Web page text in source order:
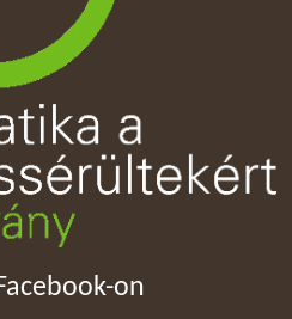
on